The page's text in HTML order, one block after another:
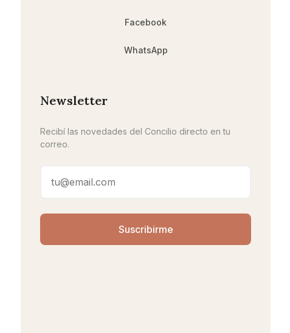
Facebook
WhatsApp
Newsletter
Recibí las novedades del Concilio directo en tu
correo.
Suscribirme